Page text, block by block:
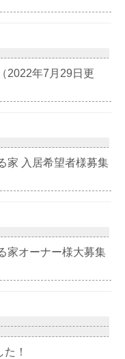
2022年7月29日更
家 入居希望者様募集
家オーナー様大募集
！